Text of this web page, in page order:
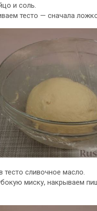
и соль.
тесто — сначала
сливочное масло.
миску, накрываем